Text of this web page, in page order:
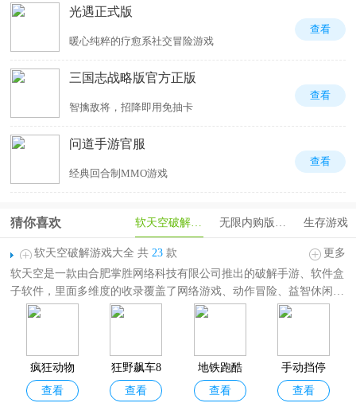
光遇正式版
暖心纯粹的疗愈系社交冒险游戏
查看
三国志战略版官方正版
智擒敌将，招降即用免抽卡
查看
问道手游官服
经典回合制MMO游戏
查看
软天空破解游戏 无限内购版游戏 生存游戏
猜你喜欢
软天空破解游戏大全 共 23 款
更多
软天空是一款由合肥掌胜网络科技有限公司推出的破解手游、软件盒
子软件，里面多维度的收录覆盖了网络游戏、动作冒险、益智休闲、
模拟经营、飞行射击、赛车竞速等多种不同的游戏分类，可以找到自
可以在这里下载破解版或者是变态版本来提升玩家的游戏体验。
今天小编就为大家整理出了软天空破解版游戏大全
，其中包括多款热
门游戏破解版，比如地铁跑酷破解版2025最新版、喵斯快跑内购破解
疯狂动物
园破解版2
查看
狂野飙车8
极速凌云
查看
地铁跑酷
破解版202
查看
手动挡停
车场2026
查看